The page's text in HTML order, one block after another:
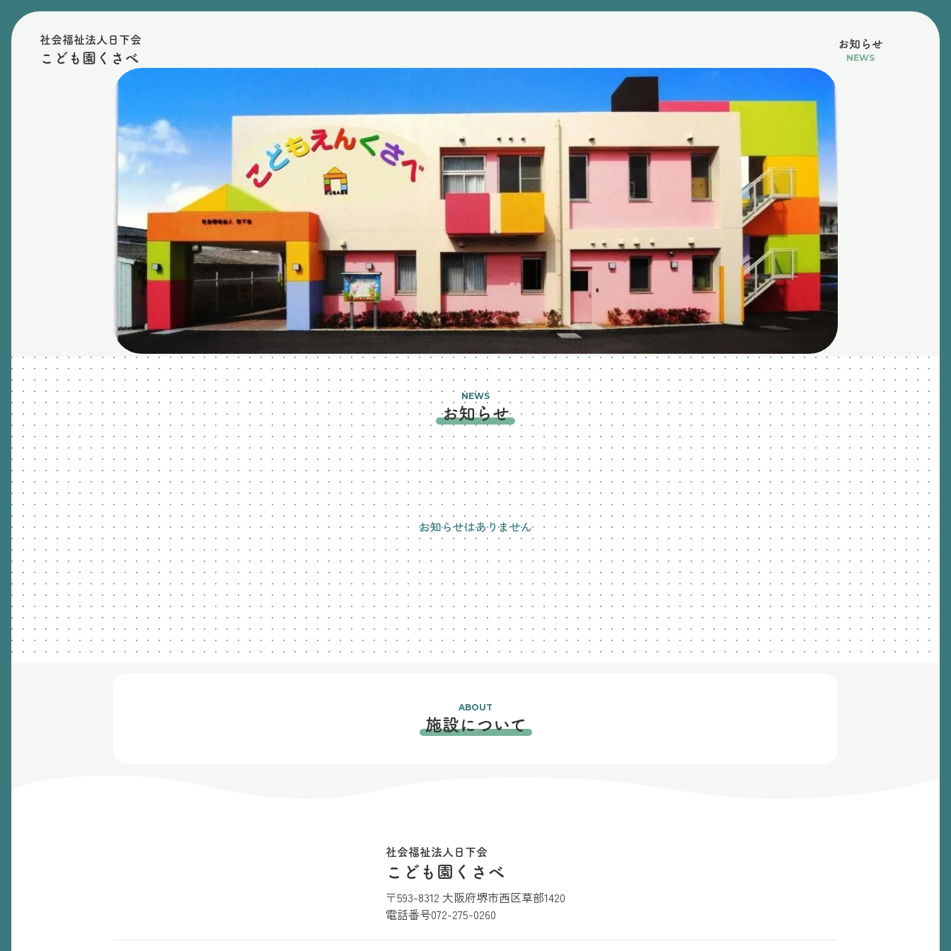
社会福祉法人日下会
こども園くさべ
お知らせ
NEWS
NEWS
お知らせ
お知らせはありません
ABOUT
施設について
社会福祉法人日下会
こども園くさべ
〒593-8312 大阪府堺市西区草部1420
電話番号072-275-0260